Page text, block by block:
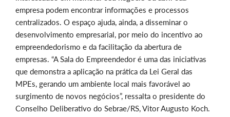
empresa podem encontrar informações e processos
centralizados. O espaço ajuda, ainda, a disseminar o
desenvolvimento empresarial, por meio do incentivo ao
empreendedorismo e da facilitação da abertura de
empresas. “A Sala do Empreendedor é uma das iniciativas
que demonstra a aplicação na prática da Lei Geral das
MPEs, gerando um ambiente local mais favorável ao
surgimento de novos negócios”, ressalta o presidente do
Conselho Deliberativo do Sebrae/RS, Vitor Augusto Koch.